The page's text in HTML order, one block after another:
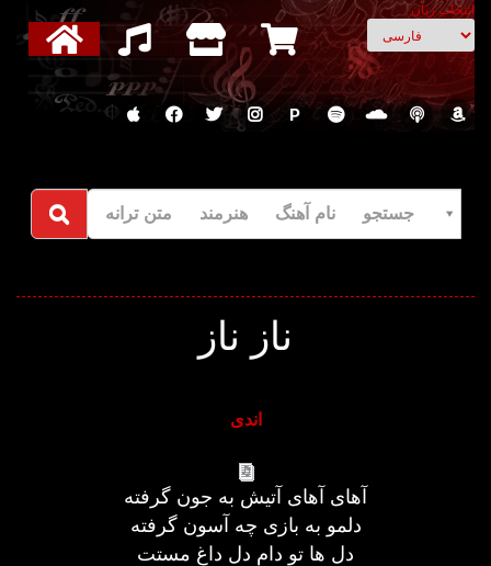
انتخاب زبان
P
جستجو نام آهنگ هنرمند متن ترانه
ناز ناز
اندی
آهای آهای آتیش به جون گرفته
دلمو به بازی چه آسون گرفته
دل ها تو دام دل داغ مستت